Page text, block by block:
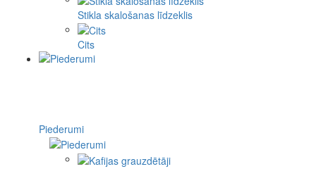
Stikla skalošanas līdzeklis
Cits
Piederumi